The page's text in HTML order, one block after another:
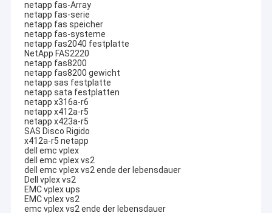
netapp fas-Array
netapp fas-serie
netapp fas speicher
netapp fas-systeme
netapp fas2040 festplatte
NetApp FAS2220
netapp fas8200
netapp fas8200 gewicht
netapp sas festplatte
netapp sata festplatten
netapp x316a-r6
netapp x412a-r5
netapp x423a-r5
SAS Disco Rigido
x412a-r5 netapp
dell emc vplex
dell emc vplex vs2
dell emc vplex vs2 ende der lebensdauer
Dell vplex vs2
EMC vplex ups
EMC vplex vs2
emc vplex vs2 ende der lebensdauer